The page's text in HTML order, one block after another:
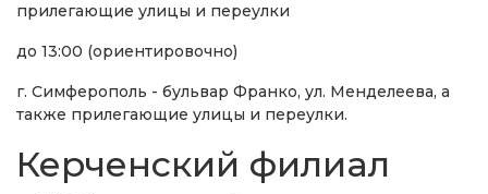
прилегающие улицы и переулки
до 13:00 (ориентировочно)
г. Симферополь - бульвар Франко, ул. Менделеева, а
также прилегающие улицы и переулки.
Керченский филиал